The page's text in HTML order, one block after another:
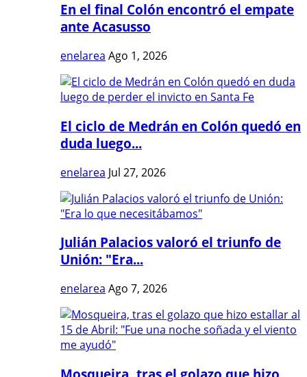
En el final Colón encontró el empate
ante Acasusso
enelarea Ago 1, 2026
El ciclo de Medrán en Colón quedó en
duda luego...
enelarea Jul 27, 2026
Julián Palacios valoró el triunfo de
Unión: "Era...
enelarea Ago 7, 2026